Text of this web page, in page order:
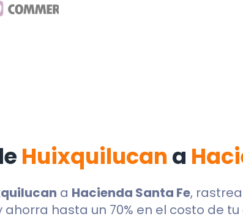
Huixquilucan a
a Hacienda Santa Fe,
hasta un 70% en el costo de tu